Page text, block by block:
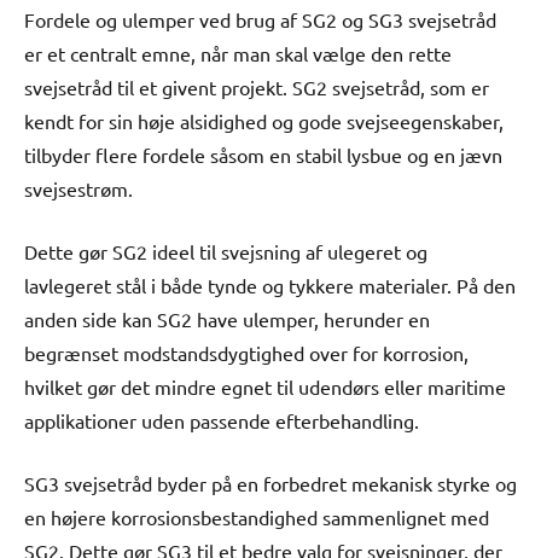
Fordele og ulemper ved brug af SG2 og SG3 svejsetråd
er et centralt emne, når man skal vælge den rette
svejsetråd til et givent projekt. SG2 svejsetråd, som er
kendt for sin høje alsidighed og gode svejseegenskaber,
tilbyder flere fordele såsom en stabil lysbue og en jævn
svejsestrøm.
Dette gør SG2 ideel til svejsning af ulegeret og
lavlegeret stål i både tynde og tykkere materialer. På den
anden side kan SG2 have ulemper, herunder en
begrænset modstandsdygtighed over for korrosion,
hvilket gør det mindre egnet til udendørs eller maritime
applikationer uden passende efterbehandling.
SG3 svejsetråd byder på en forbedret mekanisk styrke og
en højere korrosionsbestandighed sammenlignet med
SG2. Dette gør SG3 til et bedre valg for svejsninger, der